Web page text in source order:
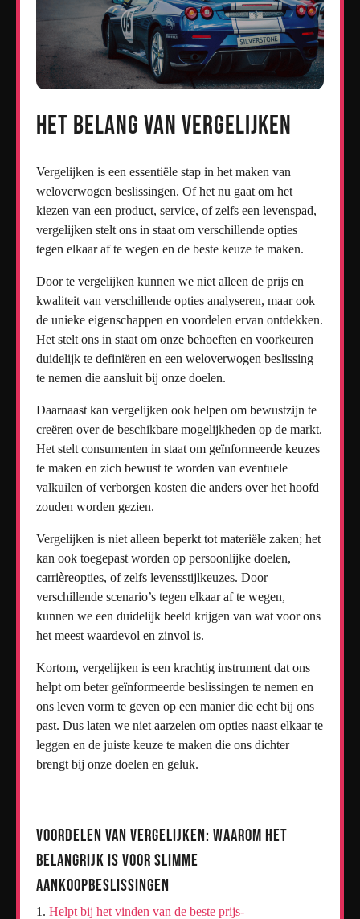
Het Belang van Vergelijken
Vergelijken is een essentiële stap in het maken van
weloverwogen beslissingen. Of het nu gaat om het
kiezen van een product, service, of zelfs een levenspad,
vergelijken stelt ons in staat om verschillende opties
tegen elkaar af te wegen en de beste keuze te maken.
Door te vergelijken kunnen we niet alleen de prijs en
kwaliteit van verschillende opties analyseren, maar ook
de unieke eigenschappen en voordelen ervan ontdekken.
Het stelt ons in staat om onze behoeften en voorkeuren
duidelijk te definiëren en een weloverwogen beslissing
te nemen die aansluit bij onze doelen.
Daarnaast kan vergelijken ook helpen om bewustzijn te
creëren over de beschikbare mogelijkheden op de markt.
Het stelt consumenten in staat om geïnformeerde keuzes
te maken en zich bewust te worden van eventuele
valkuilen of verborgen kosten die anders over het hoofd
zouden worden gezien.
Vergelijken is niet alleen beperkt tot materiële zaken; het
kan ook toegepast worden op persoonlijke doelen,
carrièreopties, of zelfs levensstijlkeuzes. Door
verschillende scenario’s tegen elkaar af te wegen,
kunnen we een duidelijk beeld krijgen van wat voor ons
het meest waardevol en zinvol is.
Kortom, vergelijken is een krachtig instrument dat ons
helpt om beter geïnformeerde beslissingen te nemen en
ons leven vorm te geven op een manier die echt bij ons
past. Dus laten we niet aarzelen om opties naast elkaar te
leggen en de juiste keuze te maken die ons dichter
brengt bij onze doelen en geluk.
Voordelen van Vergelijken: Waarom Het
Belangrijk Is voor Slimme
Aankoopbeslissingen
Helpt bij het vinden van de beste prijs-